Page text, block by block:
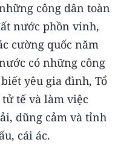
công dân toàn
nước phồn vinh,
cường quốc năm
có những công
yêu gia đình, Tổ
tế và làm việc
dũng cảm và tỉnh
cái ác.